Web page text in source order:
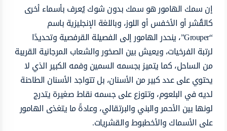
إن سمك الهامور هو سمك بدون شوك يُعرف بأسماء أخرى
كالقُشر أو الأخفس أو اللوز، وباللغة الإنجليزية باسم
“Grouper”، ينحدر الهامور إلى الفصيلة القرفصية وتحديدًا
لرتبة الفرخيات، ويعيش بين الصخور والشعاب المرجانية القريبة
من الساحل، كما يتميز بجسمه السمين وفمه الكبير الذي لا
يحتوي على عدد كبير من الأسنان، بل تتواجد الأسنان الطاحنة
لديه في البلعوم، وتتوزع على جسمه نقاط صغيرة يتدرج
لونها بين الأحمر والبني والبرتقالي، وعادةً ما يتغذى الهامور
على الأسماك والأخطبوط والقشريات.